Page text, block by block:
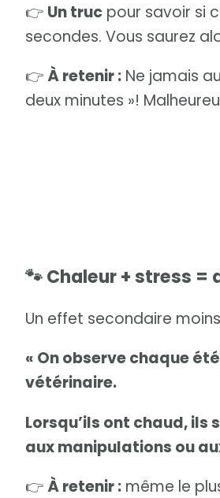
👉 Un truc pour savoir si
secondes. Vous saurez
👉À retenir : Ne jamais
deux minutes »!
🐾 Chaleur + stress
Un effet secondaire
« On observe chaque
vétérinaire.
Lorsqu’ils ont chaud,
aux manipulations ou
👉À retenir : même le